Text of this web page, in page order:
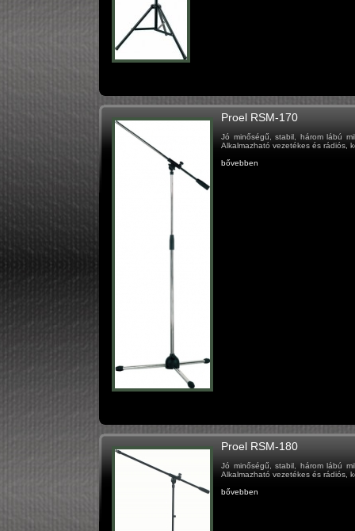
Proel RSM-170
Jó minőségű, stabil, három lábú
Alkalmazható vezetékes és rádiós,
bővebben
Proel RSM-180
Jó minőségű, stabil, három lábú
Alkalmazható vezetékes és rádiós,
bővebben